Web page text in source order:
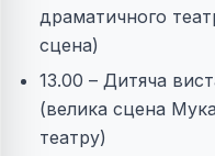
драматичного
сцена)
13.00 – Дитяча
(велика сцена
театру)